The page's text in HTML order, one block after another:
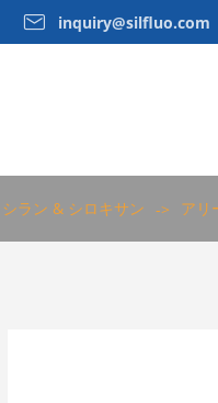
 inquiry@silfluo.com
シラン & シロキサン アリ